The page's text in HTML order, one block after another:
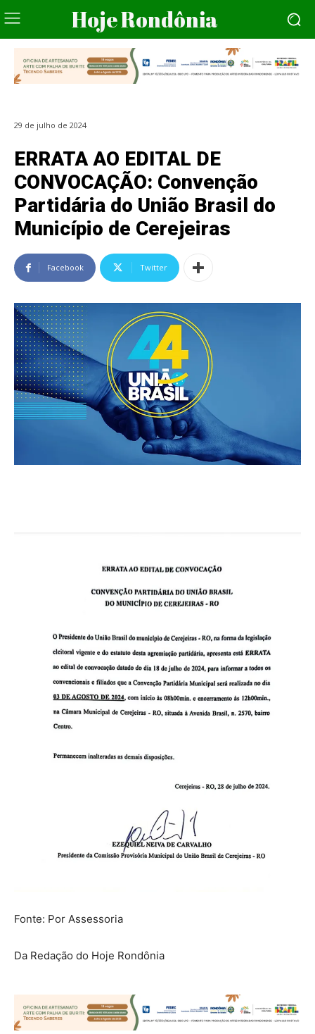
Hoje Rondônia
29 de julho de 2024
ERRATA AO EDITAL DE
CONVOCAÇÃO: Convenção
Partidária do União Brasil do
Município de Cerejeiras
Facebook Twitter
Fonte: Por Assessoria
Da Redação do Hoje Rondônia